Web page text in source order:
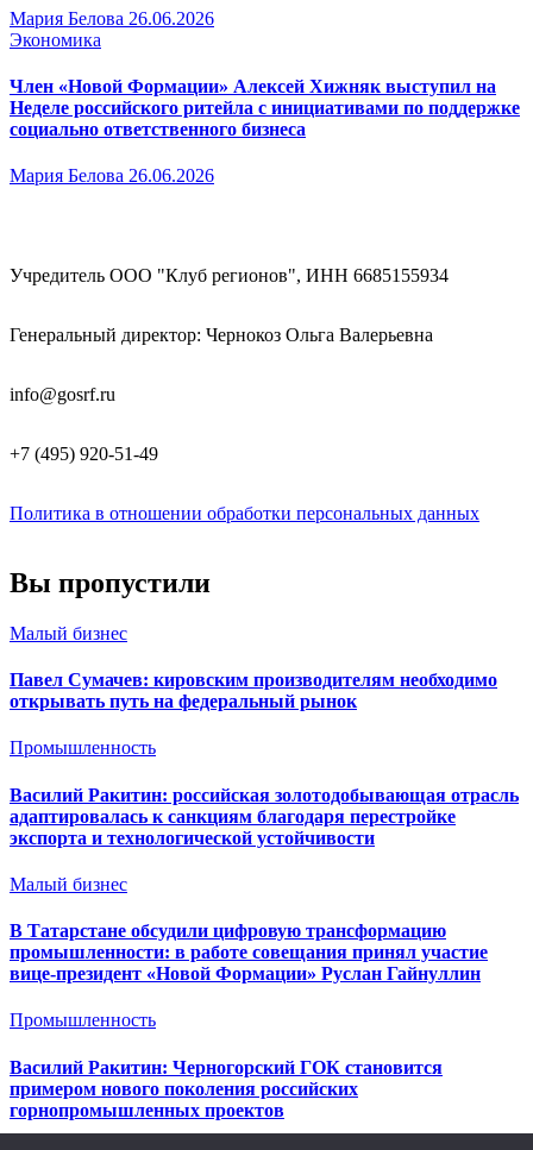
Мария Белова 26.06.2026
Экономика
Член «Новой Формации» Алексей Хижняк выступил на
Неделе российского ритейла с инициативами по поддержке
социально ответственного бизнеса
Мария Белова 26.06.2026
Учредитель ООО "Клуб регионов", ИНН 6685155934
Генеральный директор: Чернокоз Ольга Валерьевна
info@gosrf.ru
+7 (495) 920-51-49
Политика в отношении обработки персональных данных
Вы пропустили
Малый бизнес
Павел Сумачев: кировским производителям необходимо
открывать путь на федеральный рынок
Промышленность
Василий Ракитин: российская золотодобывающая отрасль
адаптировалась к санкциям благодаря перестройке
экспорта и технологической устойчивости
Малый бизнес
В Татарстане обсудили цифровую трансформацию
промышленности: в работе совещания принял участие
вице-президент «Новой Формации» Руслан Гайнуллин
Промышленность
Василий Ракитин: Черногорский ГОК становится
примером нового поколения российских
горнопромышленных проектов